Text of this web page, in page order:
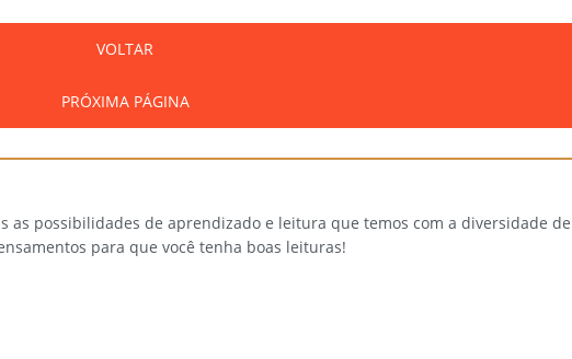
VOLTAR
PRÓXIMA PÁGINA
as possibilidades de aprendizado e leitura que temos com a diversidade
para que você tenha boas leituras!